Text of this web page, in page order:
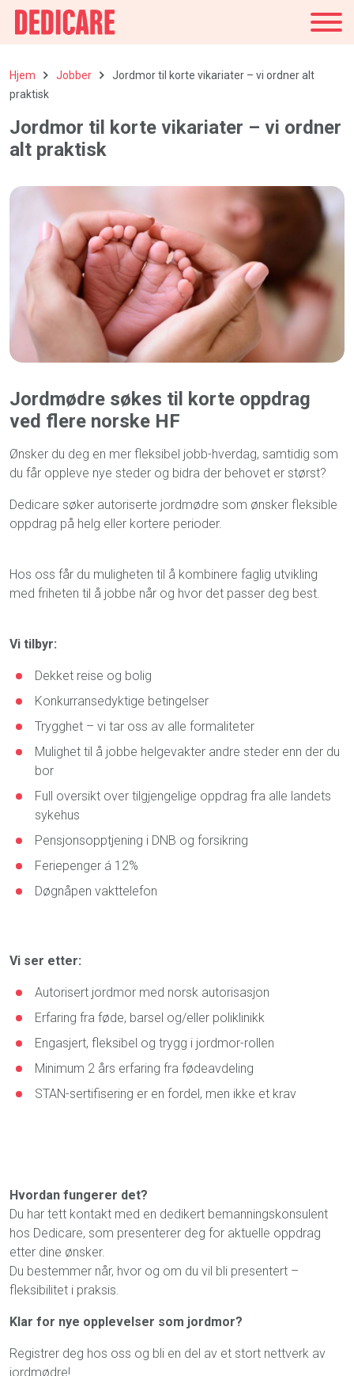
Hjem Jobber
Jordmor til korte vikariater – vi ordner alt
praktisk
Jordmor til korte vikariater – vi ordner
alt praktisk
Jordmødre søkes til korte oppdrag
ved flere norske HF
Ønsker du deg en mer fleksibel jobb-hverdag, samtidig som
du får oppleve nye steder og bidra der behovet er størst?
Dedicare søker autoriserte jordmødre som ønsker fleksible
oppdrag på helg eller kortere perioder.
Hos oss får du muligheten til å kombinere faglig utvikling
med friheten til å jobbe når og hvor det passer deg best.
Vi tilbyr:
Dekket reise og bolig
Konkurransedyktige betingelser
Trygghet – vi tar oss av alle formaliteter
Mulighet til å jobbe helgevakter andre steder enn der du
bor
Full oversikt over tilgjengelige oppdrag fra alle landets
sykehus
Pensjonsopptjening i DNB og forsikring
Feriepenger á 12%
Døgnåpen vakttelefon
Vi ser etter:
Autorisert jordmor med norsk autorisasjon
Erfaring fra føde, barsel og/eller poliklinikk
Engasjert, fleksibel og trygg i jordmor-rollen
Minimum 2 års erfaring fra fødeavdeling
STAN-sertifisering er en fordel, men ikke et krav
Hvordan fungerer det?
Du har tett kontakt med en dedikert bemanningskonsulent
hos Dedicare, som presenterer deg for aktuelle oppdrag
etter dine ønsker.
Du bestemmer når, hvor og om du vil bli presentert –
fleksibilitet i praksis.
Klar for nye opplevelser som jordmor?
Registrer deg hos oss og bli en del av et stort nettverk av
jordmødre!